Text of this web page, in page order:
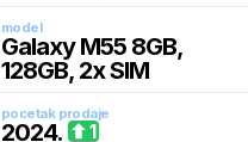
model
Galaxy M55 8GB,
128GB, 2x SIM
pocetak prodaje
2024. 1